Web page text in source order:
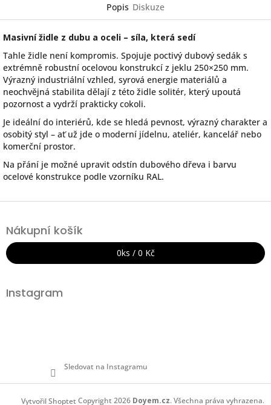
Popis Diskuze
Masivní židle z dubu a oceli – síla, která sedí
Tahle židle není kompromis. Spojuje poctivý dubový sedák s
extrémně robustní ocelovou konstrukcí z jeklu 250×250 mm.
Výrazný industriální vzhled, syrová energie materiálů a
neochvějná stabilita dělají z této židle solitér, který upoutá
pozornost a vydrží prakticky cokoli.
Je ideální do interiérů, kde se hledá pevnost, výrazný charakter a
osobitý styl – ať už jde o moderní jídelnu, ateliér, kancelář nebo
komerční prostor.
Na přání je možné upravit odstín dubového dřeva i barvu
ocelové konstrukce podle vzorníku RAL.
Z
p
a
Nákupní košík
0ks / 0 Kč
Instagram
Sledovat na Instagramu
Vytvořil Shoptet Copyright 2026 Doyem.cz. Všechna práva vyhrazena.